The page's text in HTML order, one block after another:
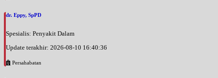
dr. Eppy, SpPD
Spesialis: Penyakit Dalam
Update terakhir: 2026-08-10 16:40:36
Persahabatan